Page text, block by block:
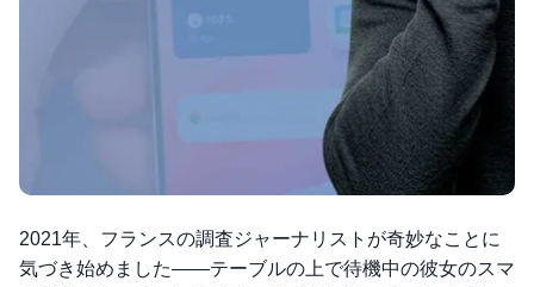
2021年、フランスの調査ジャーナリストが奇妙なことに
気づき始めました——テーブルの上で待機中の彼女のスマ